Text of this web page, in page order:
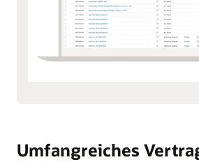
Umfangreiches